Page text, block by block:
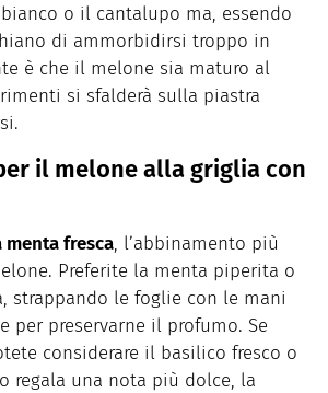
o il cantalupo ma, essendo
di ammorbidirsi troppo in
è che il melone sia maturo al
si sfalderà sulla piastra
il melone alla griglia con
fresca, l’abbinamento più
Preferite la menta piperita o
strappando le foglie con le mani
per preservarne il profumo. Se
considerare il basilico fresco o
regala una nota più dolce, la